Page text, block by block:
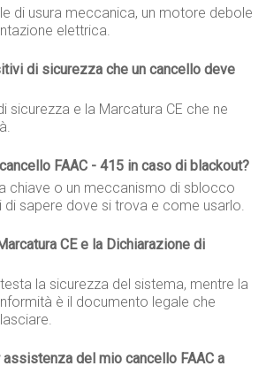
di usura meccanica, un motore debole
elettrica.
di sicurezza che un cancello deve
sicurezza e la Marcatura CE che ne
FAAC - 415 in caso di blackout?
chiave o un meccanismo di sblocco
di sapere dove si trova e come usarlo.
CE e la Dichiarazione di
la sicurezza del sistema, mentre la
è il documento legale che
del mio cancello FAAC a